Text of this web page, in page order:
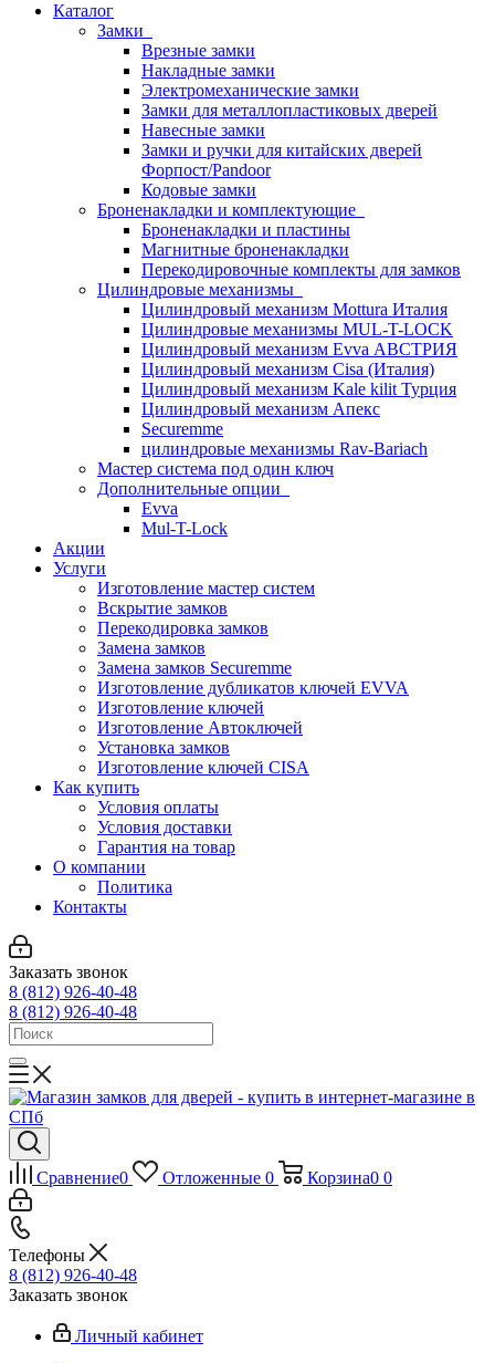
Каталог
Замки
Врезные замки
Накладные замки
Электромеханические замки
Замки для металлопластиковых дверей
Навесные замки
Замки и ручки для китайских дверей
Форпост/Раndoor
Кодовые замки
Броненакладки и комплектующие
Броненакладки и пластины
Магнитные броненакладки
Перекодировочные комплекты для замков
Цилиндровые механизмы
Цилиндровый механизм Mottura Италия
Цилиндровые механизмы MUL-T-LOCK
Цилиндровый механизм Evva АВСТРИЯ
Цилиндровый механизм Cisa (Италия)
Цилиндровый механизм Kale kilit Турция
Цилиндровый механизм Апекс
Securemme
цилиндровые механизмы Rav-Bariach
Мастер система под один ключ
Дополнительные опции
Evva
Mul-T-Lock
Акции
Услуги
Изготовление мастер систем
Вскрытие замков
Перекодировка замков
Замена замков
Замена замков Securemme
Изготовление дубликатов ключей EVVA
Изготовление ключей
Изготовление Автоключей
Установка замков
Изготовление ключей CISA
Как купить
Условия оплаты
Условия доставки
Гарантия на товар
О компании
Политика
Контакты
Заказать звонок
8 (812) 926-40-48
8 (812) 926-40-48
Сравнение0 Отложенные 0 Корзина0 0
Телефоны
8 (812) 926-40-48
Заказать звонок
Личный кабинет